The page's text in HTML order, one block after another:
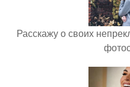
Расскажу о своих